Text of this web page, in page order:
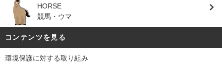
HORSE
競馬・ウマ
コンテンツを見る
環境保護に対する取り組み